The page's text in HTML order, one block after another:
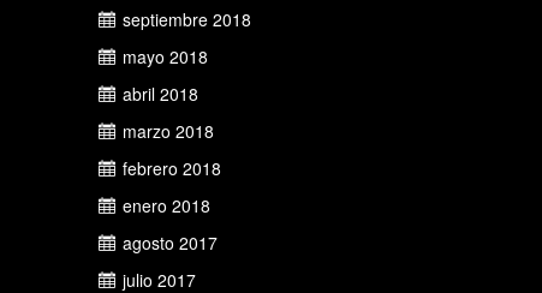
septiembre 2018
mayo 2018
abril 2018
marzo 2018
febrero 2018
enero 2018
agosto 2017
julio 2017